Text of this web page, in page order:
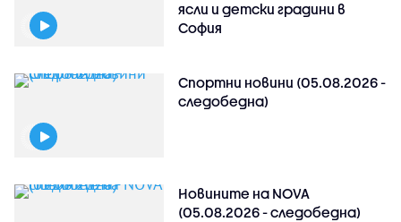
ясли и детски градини в
София
Спортни новини (05.08.2026 -
следобедна)
Новините на NOVA
(05.08.2026 - следобедна)